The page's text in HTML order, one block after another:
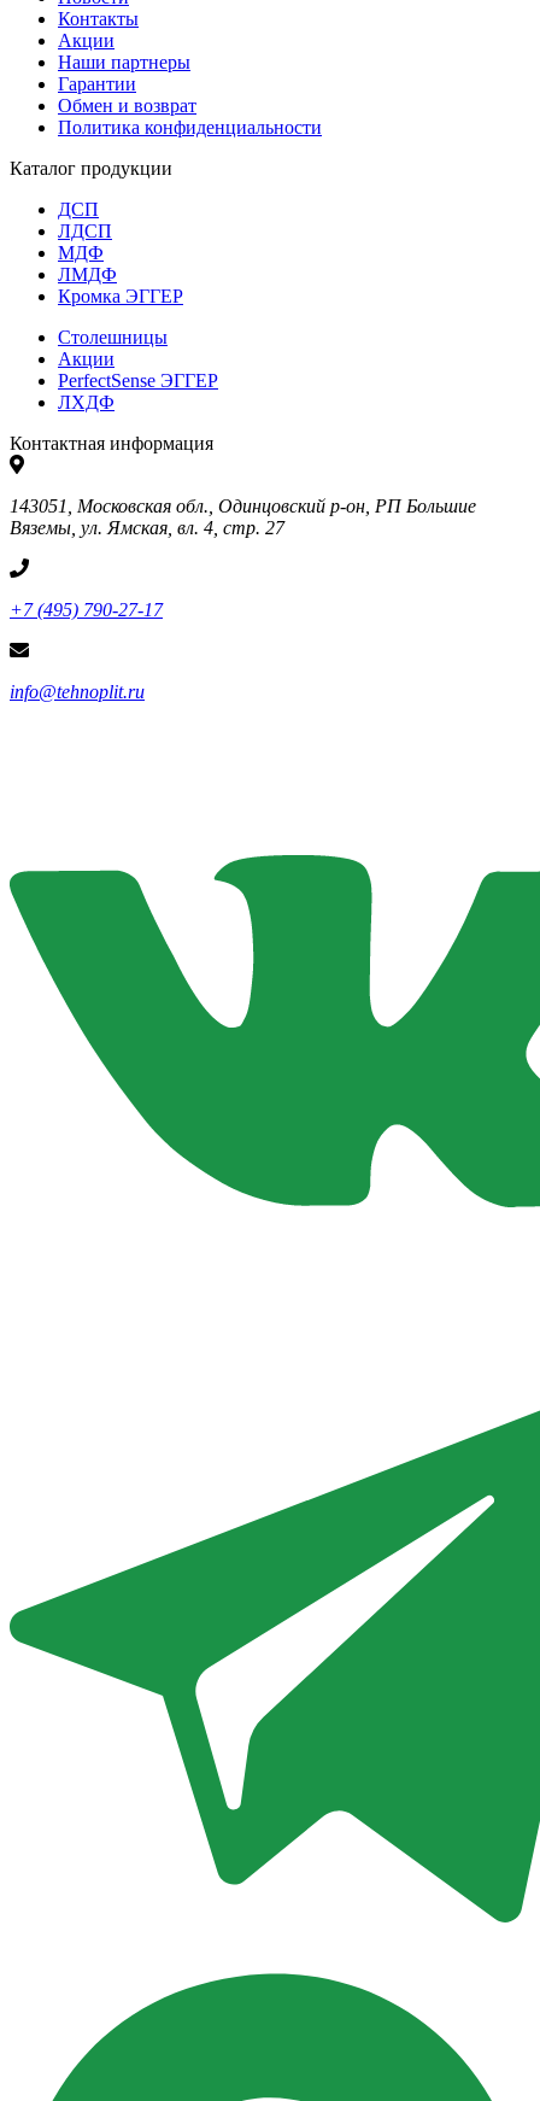
Контакты
Акции
Наши партнеры
Гарантии
Обмен и возврат
Политика конфиденциальности
Каталог продукции
ДСП
ЛДСП
МДФ
ЛМДФ
Кромка ЭГГЕР
Столешницы
Акции
PerfectSense ЭГГЕР
ЛХДФ
Контактная информация
143051, Московская обл., Одинцовский р-он, РП Большие
Вяземы, ул. Ямская, вл. 4, стр. 27
+7 (495) 790-27-17
info@tehnoplit.ru